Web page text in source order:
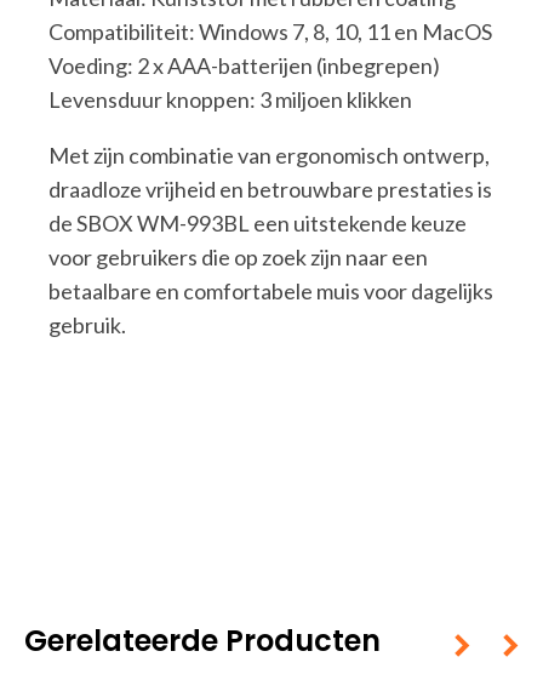
Compatibiliteit: Windows 7, 8, 10, 11 en MacOS
Voeding: 2 x AAA-batterijen (inbegrepen)
Levensduur knoppen: 3 miljoen klikken
Met zijn combinatie van ergonomisch ontwerp,
draadloze vrijheid en betrouwbare prestaties is
de SBOX WM-993BL een uitstekende keuze
voor gebruikers die op zoek zijn naar een
betaalbare en comfortabele muis voor dagelijks
gebruik.
Gerelateerde Producten